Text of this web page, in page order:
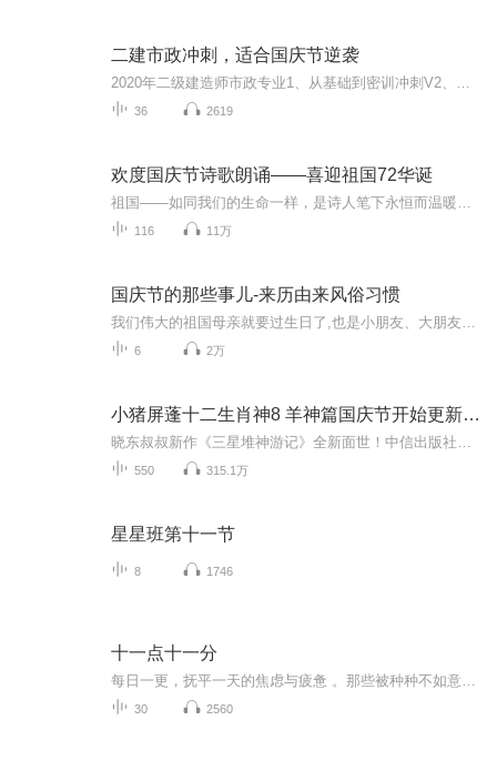
二建市政冲刺，适合国庆节逆袭
36 2619
欢度国庆节诗歌朗诵——喜迎祖国72华诞
116 11万
国庆节的那些事儿-来历由来风俗习惯
6 2万
小猪屏蓬十二生肖神8 羊神篇国庆节开始更新啦！
550 315.1万
星星班第十一节
8 1746
十一点十一分
30 2560